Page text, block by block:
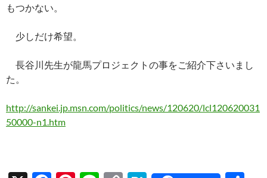
もつかない。
少しだけ希望。
長谷川先生が龍馬プロジェクトの事をご紹介下さいまし
た。
http://sankei.jp.msn.com/politics/news/120620/lcl120620031
50000-n1.htm